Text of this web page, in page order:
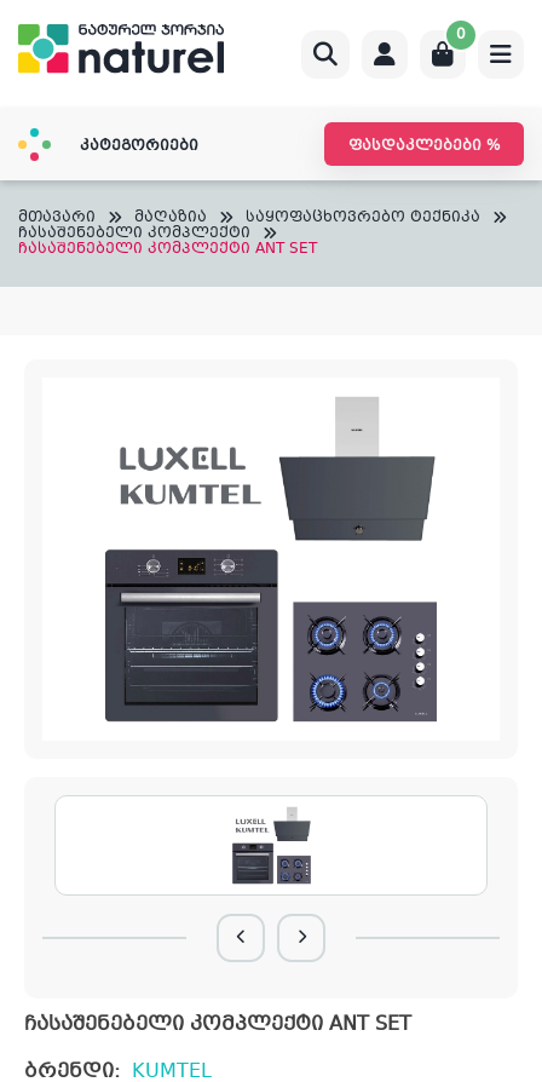
content
0
კატეგორიები ფასდაკლებები %
მთავარი მაღაზია საყოფაცხოვრებო ტექნიკა
ჩასაშენებელი კომპლექტი
ჩასაშენებელი კომპლექტი ANT SET
ჩასაშენებელი კომპლექტი ANT SET
ბრენდი: KUMTEL